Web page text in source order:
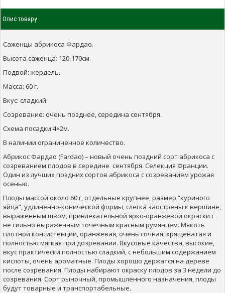
Опис товару
Саженцы абрикоса Фардао.
Высота саженца: 120-170см.
Подвой: жердель.
Масса: 60 г.
Вкус: сладкий.
Созревание: очень позднее, середина сентября.
Схема посадки:4×2м.
В наличии ограниченное количество.
Абрикос Фардао (Fardao) – новый очень поздний сорт абрикоса с
созреванием плодов в середине сентября. Селекция Франции.
Один из лучших поздних сортов абрикоса с созреванием урожая
осенью.
Плоды массой около 60 г, отдельные крупнее, размер “куриного
яйца”, удлиненно-конической формы, слегка заострены к вершине,
выраженным швом, привлекательной ярко-оранжевой окраски с
не сильно выраженным точечным красным румянцем. Мякоть
плотной консистенции, оранжевая, очень сочная, хрящеватая и
полностью мягкая при дозревании. Вкусовые качества, высокие,
вкус практически полностью сладкий, с небольшим содержанием
кислоты, очень ароматные. Плоды хорошо держатся на дереве
после созревания. Плоды набирают окраску плодов за 3 недели до
созревания. Сорт рыночный, промышленного назначения, плоды
будут товарные и транспортабельные.